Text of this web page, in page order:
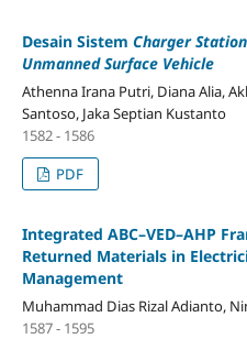
Desain Sistem Charger Station
Unmanned Surface Vehicle
Athenna Irana Putri, Diana Alia,
Santoso, Jaka Septian Kustanto
1582 - 1586
PDF
Integrated ABC–VED–AHP
Returned Materials in
Management
Muhammad Dias Rizal Adianto,
1587 - 1595